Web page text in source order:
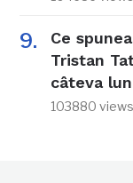
Ce
Tristan
câteva
103880 views